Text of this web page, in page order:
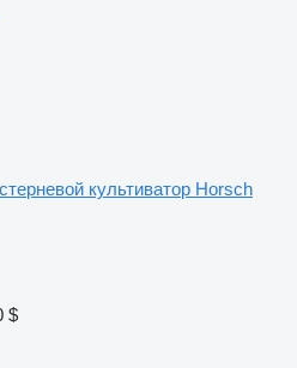
стерневой культиватор Horsch
$